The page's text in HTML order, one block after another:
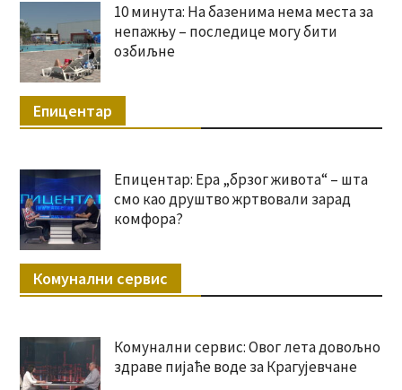
10 минута: На базенима нема места за
непажњу – последице могу бити
озбиљне
Епицентар
Епицентар: Ера „брзог живота“ – шта
смо као друштво жртвовали зарад
комфора?
Комунални сервис
Комунални сервис: Овог лета довољно
здраве пијаће воде за Крагујевчане